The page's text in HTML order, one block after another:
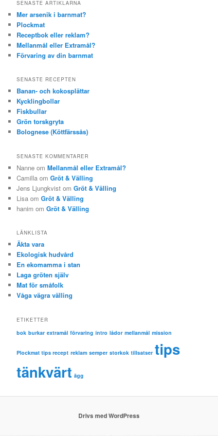
SENASTE ARTIKLARNA
Mer arsenik i barnmat?
Plockmat
Receptbok eller reklam?
Mellanmål eller Extramål?
Förvaring av din barnmat
SENASTE RECEPTEN
Banan- och kokosplättar
Kycklingbollar
Fiskbullar
Grön torskgryta
Bolognese (Köttfärssås)
SENASTE KOMMENTARER
Nanne omMellanmål eller Extramål?
Camilla omGröt & Välling
Jens Ljungkvist omGröt & Välling
Lisa omGröt & Välling
hanim omGröt & Välling
LÄNKLISTA
Äkta vara
Ekologisk hudvård
En ekomamma i stan
Laga gröten själv
Mat för småfolk
Våga vägra välling
ETIKETTER
bok burkar extramål förvaring intro lådor mellanmål mission
Plockmat tips recept reklam semper storkok tillsatser tips
tänkvärt ägg
Drivs med WordPress